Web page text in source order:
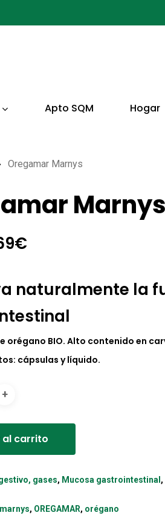
Apto SQM Hogar
Oregamar Marnys
Marnys
€
actual
es:
12,69€.
naturalmente la
orégano BIO. Alto contenido en
cápsulas y líquido.
al carrito
gases, Mucosa gastrointestinal ,
marnys, OREGAMAR, orégano